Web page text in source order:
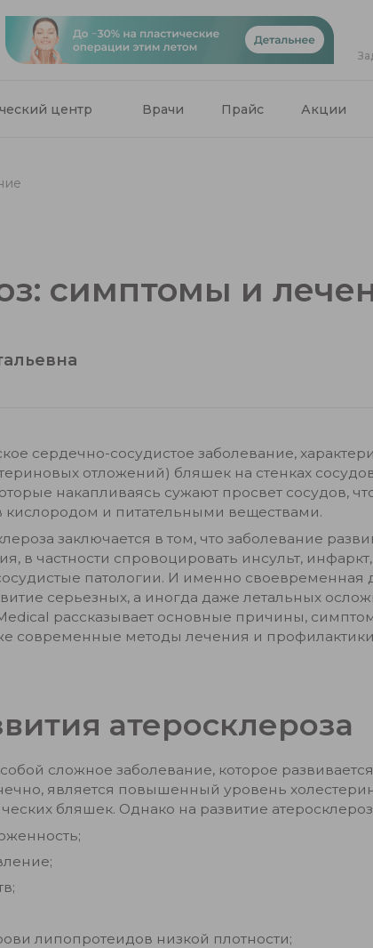
центр Врачи Прайс Акции
симптомы и
сердечно-сосудистое заболевание,
отложений) бляшек на стенках
накапливаясь сужают просвет сосудов,
кислородом и питательными веществами.
заключается в том, что заболевание
в частности спровоцировать инсульт,
патологии. И именно своевременная
серьезных, а иногда даже летальных
рассказывает основные причины,
современные методы лечения и
атеросклероза
сложное заболевание, которое
является повышенный уровень
бляшек. Однако на развитие
липопротеидов низкой плотности;